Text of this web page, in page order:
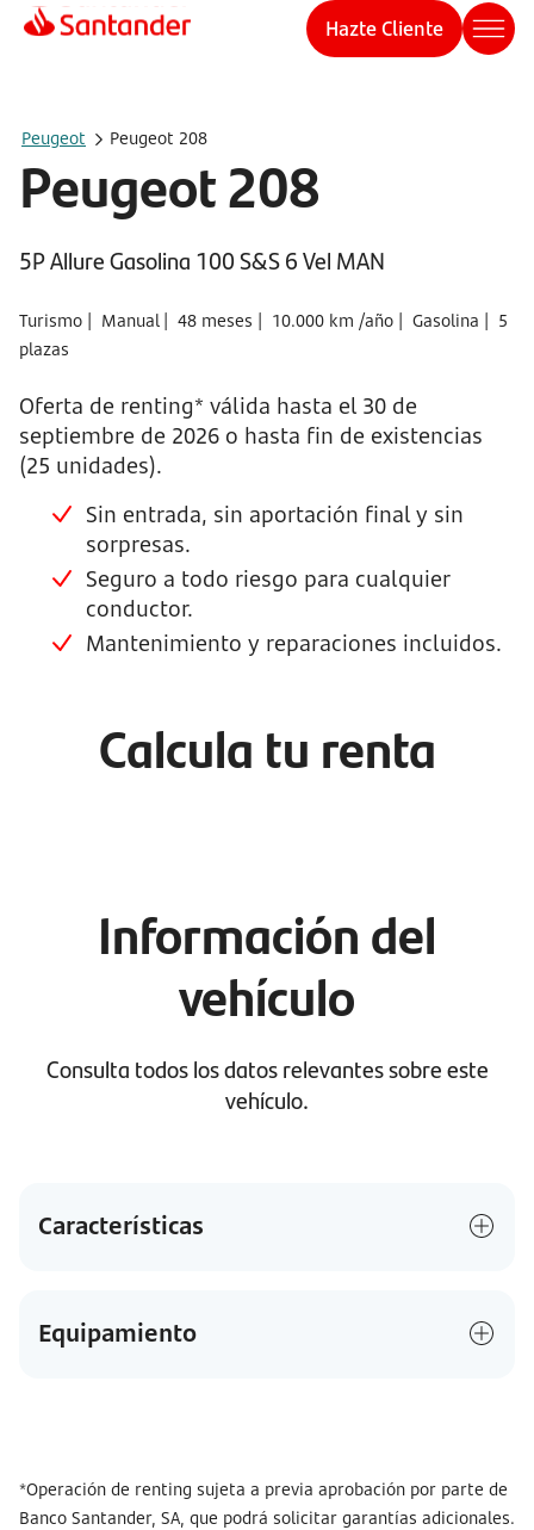
Hazte Cliente
Peugeot Peugeot 208
Peugeot 208
5P Allure Gasolina 100 S&S 6 Vel MAN
Turismo | Manual | 48 meses | 10.000 km /año | Gasolina | 5
plazas
Oferta de renting* válida hasta el 30 de
septiembre de 2026 o hasta fin de existencias
(25 unidades).
Sin entrada, sin aportación final y sin
sorpresas.
Seguro a todo riesgo para cualquier
conductor.
Mantenimiento y reparaciones incluidos.
Calcula tu renta
Información del
vehículo
Consulta todos los datos relevantes sobre este
vehículo.
Características
Equipamiento
*Operación de renting sujeta a previa aprobación por parte de
Banco Santander, SA, que podrá solicitar garantías adicionales.